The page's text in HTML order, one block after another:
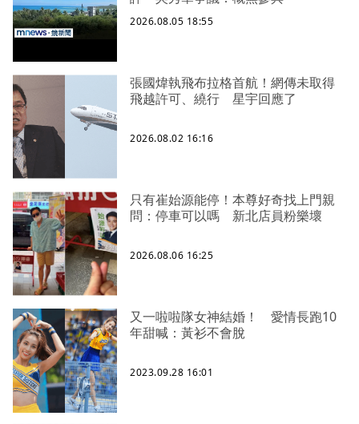
2026.08.05 18:55
張國煒執飛布拉格首航！網傳未取得
飛越許可、繞行 星宇回應了
2026.08.02 16:16
只有崔始源能停！本尊好奇找上門親
問：停車可以嗎 新北店員粉樂壞
2026.08.06 16:25
又一啦啦隊女神結婚！ 愛情長跑10
年甜喊：黃衫不會脫
2023.09.28 16:01